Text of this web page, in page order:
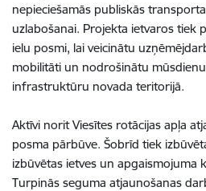
nepieciešamās publiskās
uzlabošanai. Projekta ietvaros tiek
ielu posmi, lai veicinātu
mobilitāti un nodrošinātu
infrastruktūru novada teritorijā.
Aktīvi norit Viesītes rotācijas apļa
posma pārbūve. Šobrīd tiek
izbūvētas ietves un apgaismojuma
Turpinās seguma atjaunošanas